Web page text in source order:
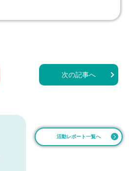
次の記事へ
活動レポート一覧へ